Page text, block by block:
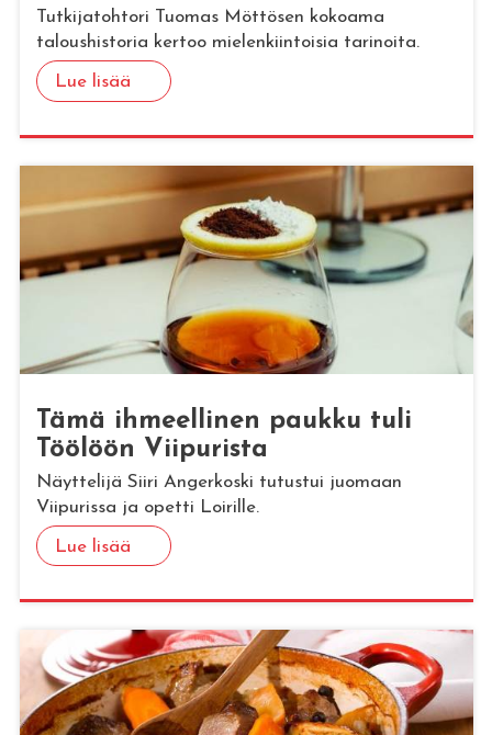
Tutkijatohtori Tuomas Möttösen kokoama
taloushistoria kertoo mielenkiintoisia tarinoita.
Lue lisää
Tämä ih­meel­li­nen pauk­ku tuli
Töö­löön Vii­pu­ris­ta
Näyttelijä Siiri Angerkoski tutustui juomaan
Viipurissa ja opetti Loirille.
Lue lisää